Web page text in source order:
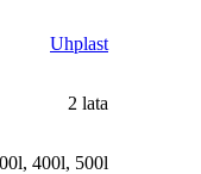
Uhplast
2 lata
, 400l, 500l